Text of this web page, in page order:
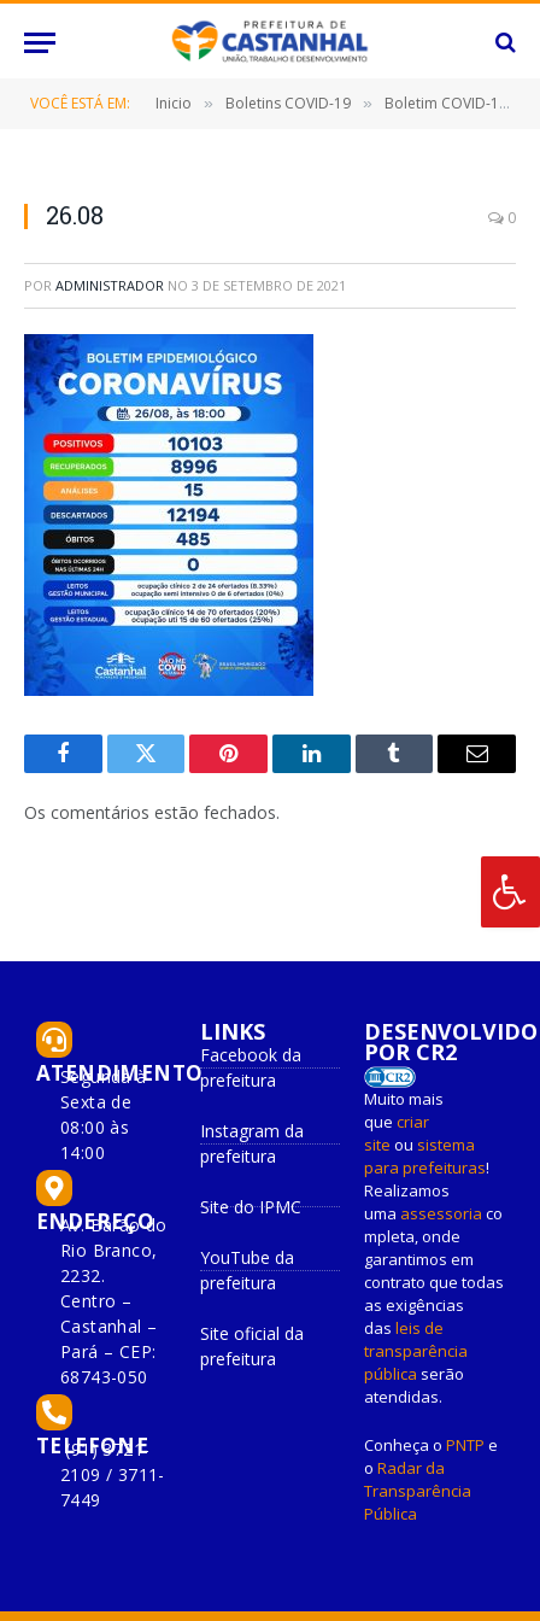
VOCÊ ESTÁ EM: Inicio » Boletins COVID-19 » Boletim COVID-19 (26/08/2021)
26.08 0
POR ADMINISTRADOR NO 3 DE SETEMBRO DE 2021
FacebookTwitter Pinterest O
Tumblr
E-
Os comentários estão fechados.
ATENDIMENTO
Segunda à
Sexta de
08:00 às
14:00
ENDEREÇO
Av. Barão do
Rio Branco,
2232.
Centro –
Castanhal –
Pará – CEP:
68743-050
TELEFONE
(91) 3721-
2109 / 3711-
7449
LINKS
Facebook da
prefeitura
Instagram da
prefeitura
Site do IPMC
YouTube da
prefeitura
Site oficial da
prefeitura
DESENVOLVIDO
POR CR2
Muito mais
que criar
site ou sistema
para prefeituras!
Realizamos
uma assessoria co
mpleta, onde
garantimos em
contrato que todas
as exigências
das leis de
transparência
pública serão
atendidas.
Conheça o PNTP e
o Radar da
Transparência
Pública